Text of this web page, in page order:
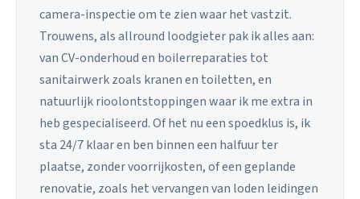
camera-inspectie om te zien waar het vastzit.
Trouwens, als allround loodgieter pak ik alles aan:
van CV-onderhoud en boilerreparaties tot
sanitairwerk zoals kranen en toiletten, en
natuurlijk rioolontstoppingen waar ik me extra in
heb gespecialiseerd. Of het nu een spoedklus is, ik
sta 24/7 klaar en ben binnen een halfuur ter
plaatse, zonder voorrijkosten, of een geplande
renovatie, zoals het vervangen van loden leidingen